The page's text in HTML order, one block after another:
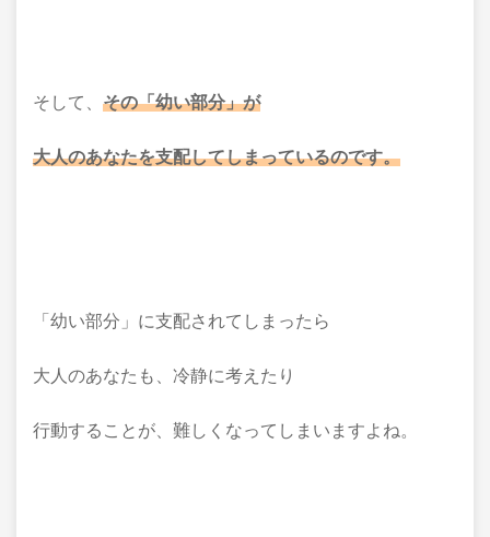
そして、 その「幼い部分」が
大人のあなたを支配してしまっているのです。
「幼い部分」に支配されてしまったら
大人のあなたも、冷静に考えたり
行動することが、難しくなってしまいますよね。